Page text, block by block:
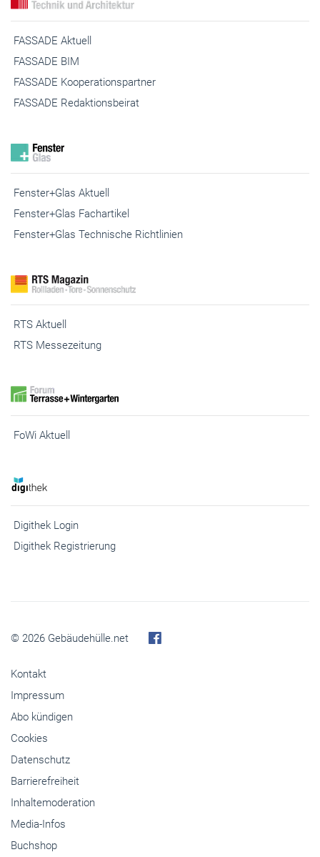
FASSADE Aktuell
FASSADE BIM
FASSADE Kooperationspartner
FASSADE Redaktionsbeirat
Fenster+Glas Aktuell
Fenster+Glas Fachartikel
Fenster+Glas Technische Richtlinien
RTS Aktuell
RTS Messezeitung
FoWi Aktuell
Digithek Login
Digithek Registrierung
© 2026 Gebäudehülle.net
Kontakt
Impressum
Abo kündigen
Cookies
Datenschutz
Barrierefreiheit
Inhaltemoderation
Media-Infos
Buchshop